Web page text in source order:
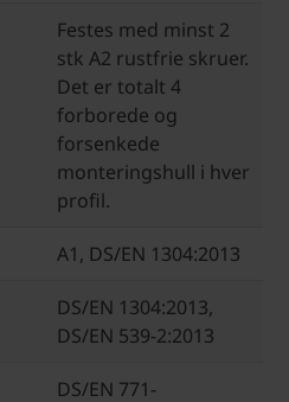
Festes med minst 2
stk A2 rustfrie skruer.
Det er totalt 4
forborede og
forsenkede
monteringshull i hver
profil.
A1, DS/EN 1304:2013
DS/EN 1304:2013,
DS/EN 539-2:2013
DS/EN 771-